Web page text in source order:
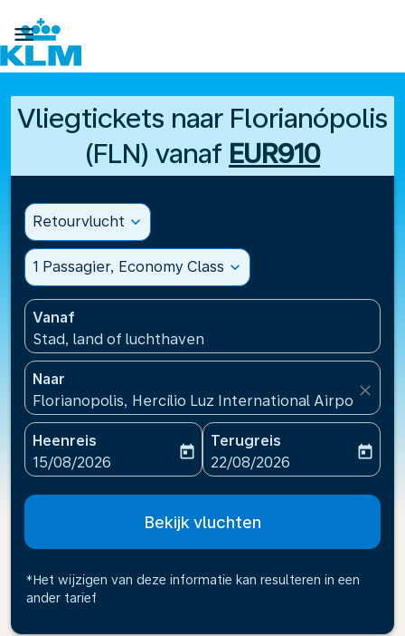

Vliegtickets naar Florianópolis
(FLN) vanaf EUR910
Retourvlucht expand_more
1 Passagier, Economy Class expand_more
Vanaf
Stad, land of luchthaven
Naar
Florianopolis, Hercílio Luz International
close
Heenreis
fc-booking-departure-date-aria-label
15/08/2026
today
Terugreis
fc-booking-return-date-
22/08/2026
today
Bekijk vluchten
*Het wijzigen van deze informatie kan resulteren in een
ander tarief